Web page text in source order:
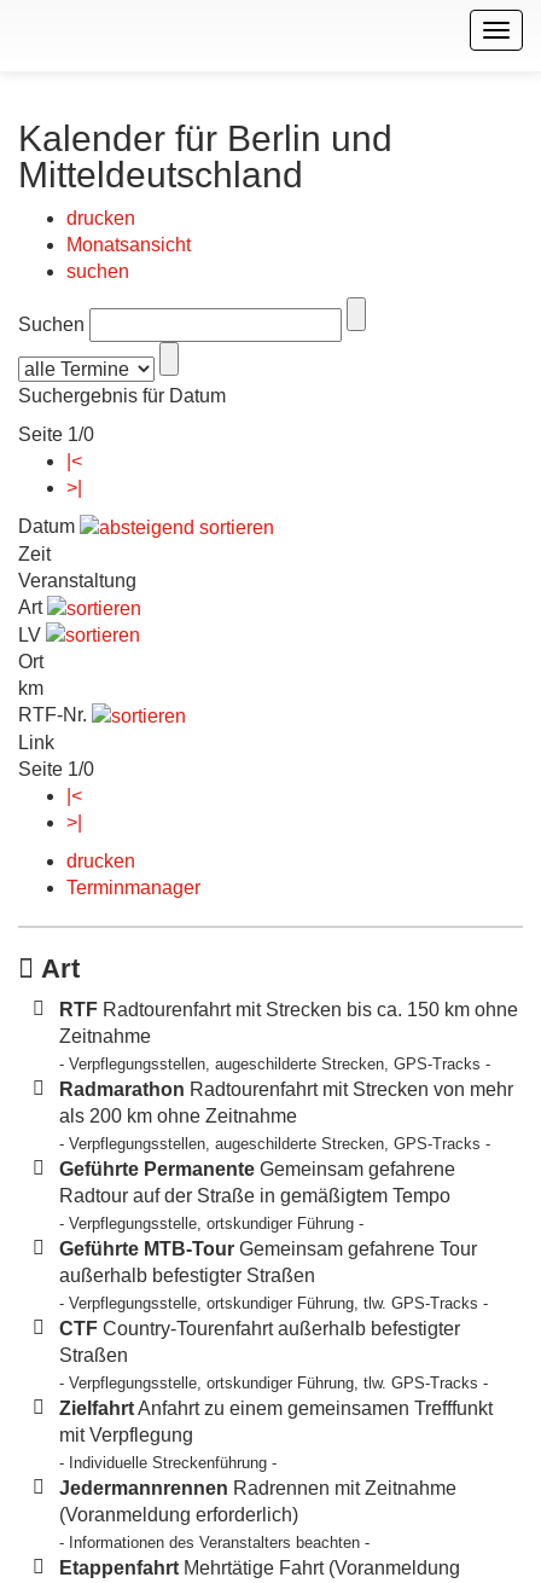
Kalender für Berlin und
Mitteldeutschland
drucken
Monatsansicht
suchen
Suchen
Suchergebnis für Datum
Seite 1/0
|<
>|
Datum
Zeit
Veranstaltung
Art
LV
Ort
km
RTF-Nr.
Link
Seite 1/0
|<
>|
drucken
Terminmanager
Art
RTF Radtourenfahrt mit Strecken bis ca. 150 km ohne
Zeitnahme
- Verpflegungsstellen, augeschilderte Strecken, GPS-Tracks -
Radmarathon Radtourenfahrt mit Strecken von mehr
als 200 km ohne Zeitnahme
- Verpflegungsstellen, augeschilderte Strecken, GPS-Tracks -
Geführte Permanente Gemeinsam gefahrene
Radtour auf der Straße in gemäßigtem Tempo
- Verpflegungsstelle, ortskundiger Führung -
Geführte MTB-Tour Gemeinsam gefahrene Tour
außerhalb befestigter Straßen
- Verpflegungsstelle, ortskundiger Führung, tlw. GPS-Tracks -
CTF Country-Tourenfahrt außerhalb befestigter
Straßen
- Verpflegungsstelle, ortskundiger Führung, tlw. GPS-Tracks -
ZielfahrtAnfahrt zu einem gemeinsamen Trefffunkt
mit Verpflegung
- Individuelle Streckenführung -
Jedermannrennen Radrennen mit Zeitnahme
(Voranmeldung erforderlich)
- Informationen des Veranstalters beachten -
Etappenfahrt Mehrtätige Fahrt (Voranmeldung